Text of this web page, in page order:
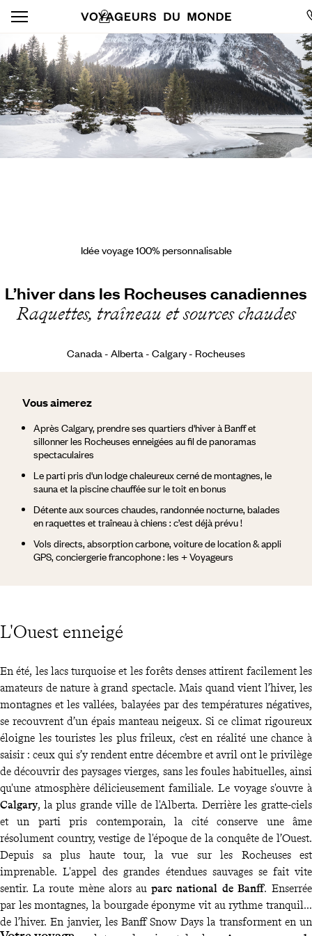
Idée voyage 100% personnalisable
L’hiver dans les Rocheuses canadiennes
Raquettes, traîneau et sources chaudes
Canada - Alberta - Calgary - Rocheuses
L'Ouest enneigé
Vous aimerez
Après Calgary, prendre ses quartiers d'hiver à Banff et
sillonner les Rocheuses enneigées au fil de panoramas
spectaculaires
Le parti pris d'un lodge chaleureux cerné de montagnes, le
sauna et la piscine chauffée sur le toit en bonus
Détente aux sources chaudes, randonnée nocturne, balades
en raquettes et traîneau à chiens : c’est déjà prévu !
Vols directs, absorption carbone, voiture de location & appli
GPS, conciergerie francophone : les + Voyageurs
En été, les lacs turquoise et les forêts denses attirent facilement les
amateurs de nature à grand spectacle. Mais quand vient l’hiver, les
montagnes et les vallées, balayées par des températures négatives,
se recouvrent d’un épais manteau neigeux. Si ce climat rigoureux
éloigne les touristes les plus frileux, c’est en réalité une chance à
saisir : ceux qui s’y rendent entre décembre et avril ont le privilège
de découvrir des paysages vierges, sans les foules habituelles, ainsi
qu'une atmosphère délicieusement familiale. Le voyage s'ouvre à
Calgary, la plus grande ville de l'Alberta. Derrière les gratte-ciels
et un parti pris contemporain, la cité conserve une âme
résolument country, vestige de l'époque de la conquête de l’Ouest.
Depuis sa plus haute tour, la vue sur les Rocheuses est
imprenable. L'appel des grandes étendues sauvages se fait vite
sentir. La route mène alors au parc national de Banff. Enserrée
par les montagnes, la bourgade éponyme vit au rythme tranquille
de l’hiver. En janvier, les Banff Snow Days la transforment en un